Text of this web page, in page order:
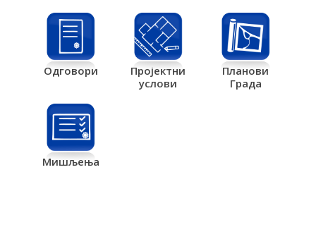
Одговори
Пројектни
услови
Планови
Града
Мишљења